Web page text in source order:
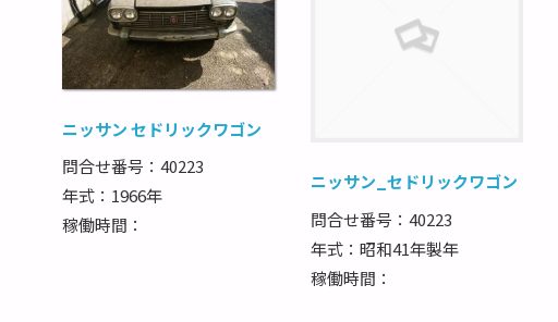
ニッサン セドリックワゴン
問合せ番号：40223
年式：1966年
稼働時間：
ニッサン_セドリックワゴン
問合せ番号：40223
年式：昭和41年製年
稼働時間：